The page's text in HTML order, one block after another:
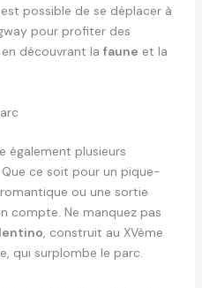
possible de se déplacer à
pour profiter des
découvrant la faune et la
également plusieurs
ce soit pour un pique-
ou une sortie
compte. Ne manquez pas
, construit au XVème
qui surplombe le parc.